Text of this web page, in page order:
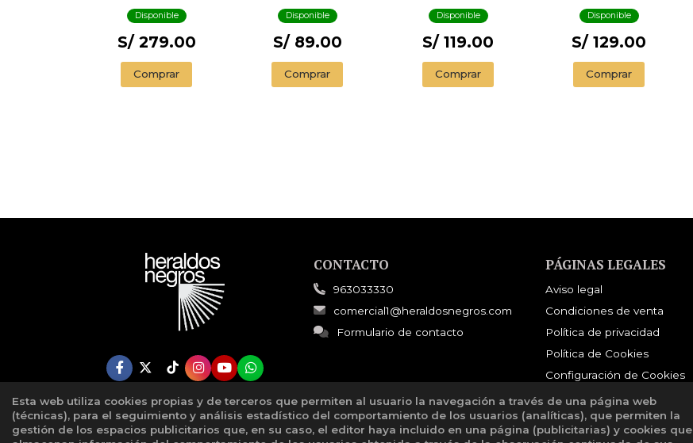
Disponible
S/ 279.00
Comprar
Disponible
S/ 89.00
Comprar
Disponible
S/ 119.00
Comprar
AÑOS FELICES II;
UN DIA EN LA VIDA
III
Disponible
S/ 129.00
Comprar
CONTACTO
963033330
comercial1@heraldosnegros.com
Formulario de contacto
PÁGINAS LEGALES
Aviso legal
Condiciones de venta
Política de privacidad
Política de Cookies
Configuración de Cookies
Esta web utiliza cookies propias y de terceros que permiten al usuario la navegación a través de una página web
(técnicas), para el seguimiento y análisis estadístico del comportamiento de los usuarios (analíticas), que permiten la
gestión de los espacios publicitarios que, en su caso, el editor haya incluido en una página (publicitarias) y cookies que